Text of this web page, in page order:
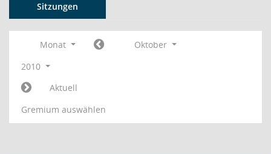
Sitzungen
Monat
Oktober
2010
Aktuell
Gremium auswählen